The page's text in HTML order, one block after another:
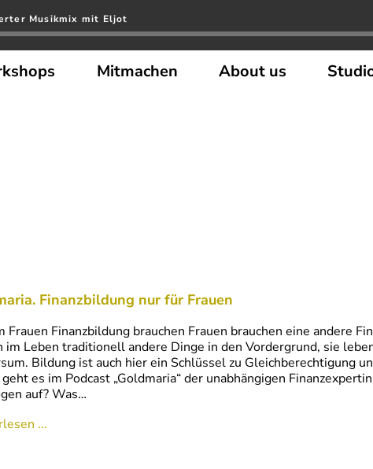
Musikmix mit Eljot
Mitmachen About us
Finanzbildung nur für Frauen
Frauen Finanzbildung brauchen Frauen brauchen eine andere
im Leben traditionell andere Dinge in den Vordergrund, sie
Bildung ist auch hier ein Schlüssel zu Gleichberechtigung
es im Podcast „Goldmaria“ der unabhängigen
auf? Was…
...